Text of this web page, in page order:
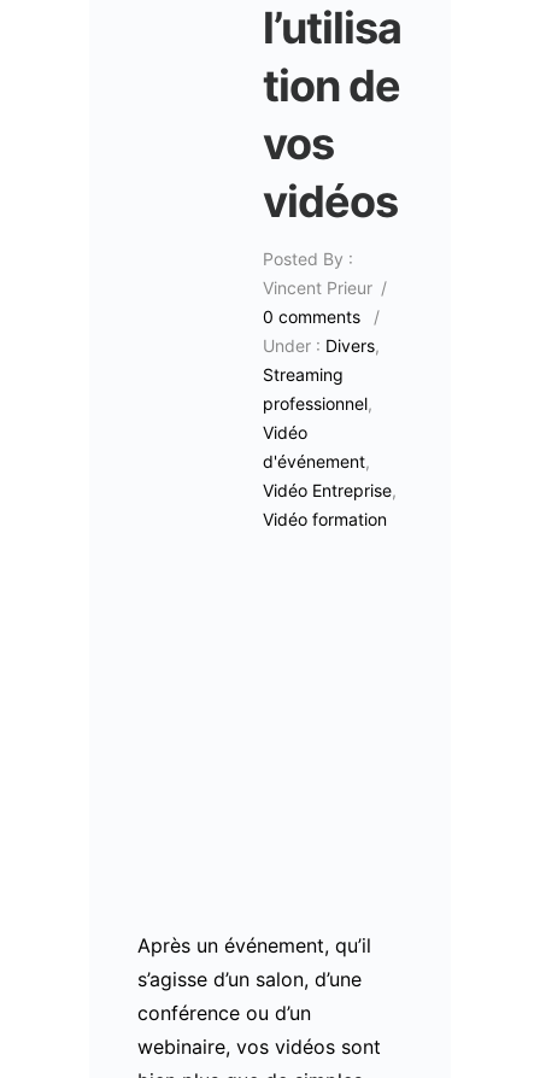
l’utilisa
tion de
vos
vidéos
Posted By :
Vincent Prieur /
0 comments
/
Under : Divers,
Streaming
professionnel,
Vidéo
d'événement,
Vidéo Entreprise,
Vidéo formation
Après un événement, qu’il
s’agisse d’un salon, d’une
conférence ou d’un
webinaire, vos vidéos sont